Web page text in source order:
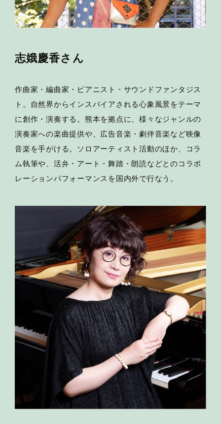
志娥慶香さん
作曲家・編曲家・ピアニスト・サウンドファンタジス
ト。自然界からインスパイアされる心象風景をテーマ
に創作・演奏する。熊本を拠点に、様々なジャンルの
演奏家への楽曲提供や、広告音楽・劇伴音楽など映像
音楽を手がける。ソロアーティスト活動のほか、コラ
ム執筆や、活弁・アート・舞踏・朗読などとのコラボ
レーションパフォーマンスを国内外で行なう。